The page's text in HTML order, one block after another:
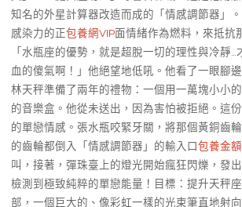
知名的外星計算器改造而成的「情感調節器」
感染力的正包養網VIP面情緒作為燃料，來抵抗
「水瓶座的優勢，就是超脫一切的理性與冷靜
血的傻氣啊！」他絕望地低吼。他看了一眼腳
林天秤準備了兩年的禮物：一個用一萬塊小小
的音樂盒。他從未送出，因為害怕被拒絕。這
的單戀情感。張水瓶咬緊牙關，將那個黃銅齒
的齒輪都倒入「情感調節器」的輸入口包養金額
叫，接著，彈珠臺上的燈光開始瘋狂閃爍，發
檢測到極致純粹的單戀能量！目標：提升天秤
部，一個巨大的、像彩虹一樣的光束筆直地射